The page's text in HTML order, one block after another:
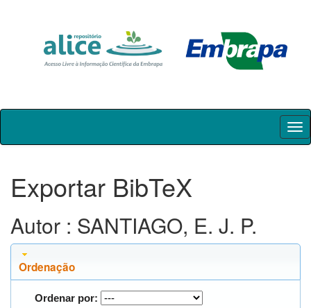
Skip
Exportar BibTeX
Autor : SANTIAGO, E. J. P.
Ordenação
Ordenar por: